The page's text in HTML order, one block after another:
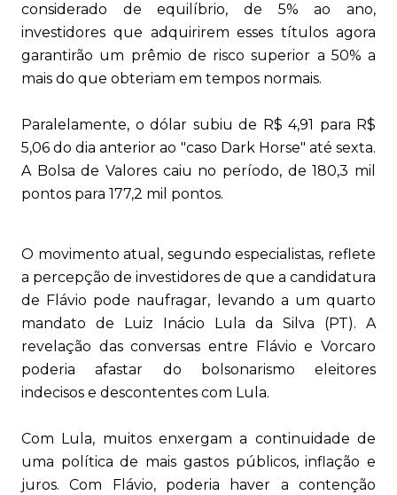
considerado de equilíbrio, de 5% ao ano,
investidores que adquirirem esses títulos agora
garantirão um prêmio de risco superior a 50% a
mais do que obteriam em tempos normais.
Paralelamente, o dólar subiu de R$ 4,91 para R$
5,06 do dia anterior ao "caso Dark Horse" até sexta.
A Bolsa de Valores caiu no período, de 180,3 mil
pontos para 177,2 mil pontos.
O movimento atual, segundo especialistas, reflete
a percepção de investidores de que a candidatura
de Flávio pode naufragar, levando a um quarto
mandato de Luiz Inácio Lula da Silva (PT). A
revelação das conversas entre Flávio e Vorcaro
poderia afastar do bolsonarismo eleitores
indecisos e descontentes com Lula.
Com Lula, muitos enxergam a continuidade de
uma política de mais gastos públicos, inflação e
juros. Com Flávio, poderia haver a contenção